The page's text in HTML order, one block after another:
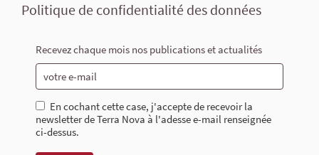
Politique de confidentialité des données
Recevez chaque mois nos publications et actualités
En cochant cette case, j'accepte de recevoir la
newsletter de Terra Nova à l'adesse e-mail renseignée
ci-dessus.